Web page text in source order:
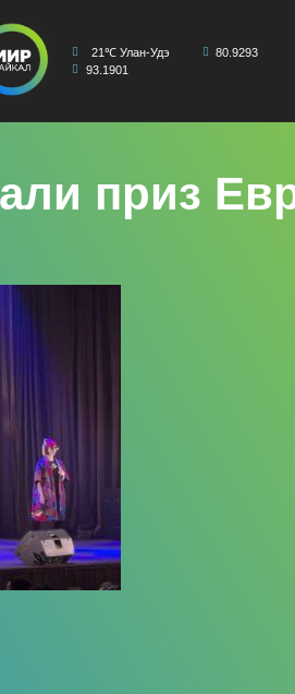
21℃ Улан-Удэ
80.9293
93.1901
приз